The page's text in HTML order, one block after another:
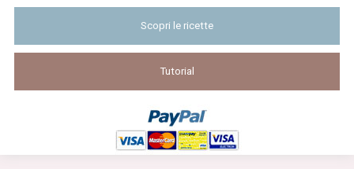
Scopri le ricette
Tutorial